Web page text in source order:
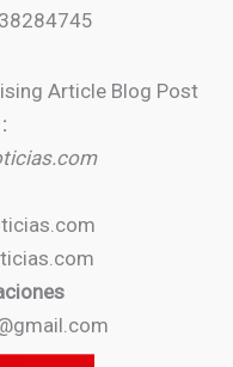
Article Blog Post
: